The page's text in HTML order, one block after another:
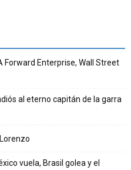
Forward Enterprise, Wall Street
al eterno capitán de la garra
vuela, Brasil golea y el